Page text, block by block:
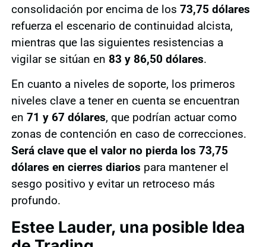
consolidación por encima de los 73,75 dólares
refuerza el escenario de continuidad alcista,
mientras que las siguientes resistencias a
vigilar se sitúan en 83 y 86,50 dólares.
En cuanto a niveles de soporte, los primeros
niveles clave a tener en cuenta se encuentran
en 71 y 67 dólares, que podrían actuar como
zonas de contención en caso de correcciones.
Será clave que el valor no pierda los 73,75
dólares en cierres diarios para mantener el
sesgo positivo y evitar un retroceso más
profundo.
Estee Lauder, una posible Idea